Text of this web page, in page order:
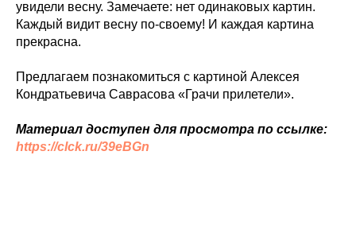
увидели весну. Замечаете: нет одинаковых картин.
Каждый видит весну по-своему! И каждая картина
прекрасна.
Предлагаем познакомиться с картиной Алексея
Кондратьевича Саврасова «Грачи прилетели».
Материал доступен для просмотра по ссылке:
https://clck.ru/39eBGn